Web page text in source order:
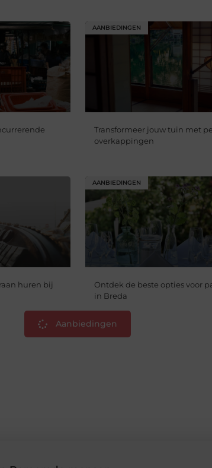
AANBIEDINGEN
Transformeer jouw tuin met
overkappingen
huren bij
AANBIEDINGEN
Ontdek de beste opties voor
in Breda
Aanbiedingen